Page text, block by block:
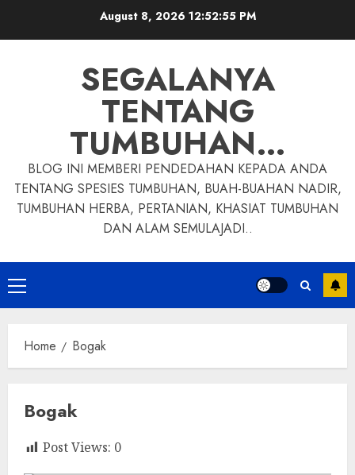
August 8, 2026 12:52:56 PM
SEGALANYA
TENTANG
TUMBUHAN…
BLOG INI MEMBERI PENDEDAHAN KEPADA ANDA
TENTANG SPESIES TUMBUHAN, BUAH-BUAHAN NADIR,
TUMBUHAN HERBA, PERTANIAN, KHASIAT TUMBUHAN
DAN ALAM SEMULAJADI..
Primary
Menu
Home Bogak
Bogak
Post Views: 0